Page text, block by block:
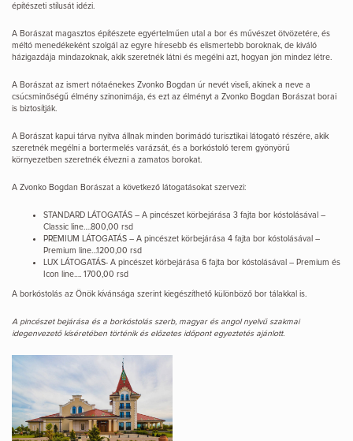
építészeti stílusát idézi.
A Borászat magasztos építészete egyértelműen utal a bor és művészet ötvözetére, és
méltó menedékeként szolgál az egyre híresebb és elismertebb boroknak, de kiváló
házigazdája mindazoknak, akik szeretnék látni és megélni azt, hogyan jön mindez létre.
A Borászat az ismert nótaénekes Zvonko Bogdan úr nevét viseli, akinek a neve a
csúcsminőségű élmény szinonimája, és ezt az élményt a Zvonko Bogdan Borászat borai
is biztosítják.
A Borászat kapui tárva nyitva állnak minden borimádó turisztikai látogató részére, akik
szeretnék megélni a bortermelés varázsát, és a borkóstoló terem gyönyörű
környezetben szeretnék élvezni a zamatos borokat.
A Zvonko Bogdan Borászat a következő látogatásokat szervezi:
STANDARD LÁTOGATÁS – A pincészet körbejárása 3 fajta bor kóstolásával –
Classic line….800,00 rsd
PREMIUM LÁTOGATÁS – A pincészet körbejárása 4 fajta bor kóstolásával –
Premium line…1200,00 rsd
LUX LÁTOGATÁS- A pincészet körbejárása 6 fajta bor kóstolásával – Premium és
Icon line…. 1700,00 rsd
A borkóstolás az Önök kívánsága szerint kiegészíthető különböző bor tálakkal is.
A pincészet bejárása és a borkóstolás szerb, magyar és angol nyelvű szakmai
idegenvezető kíséretében történik és előzetes időpont egyeztetés ajánlott.